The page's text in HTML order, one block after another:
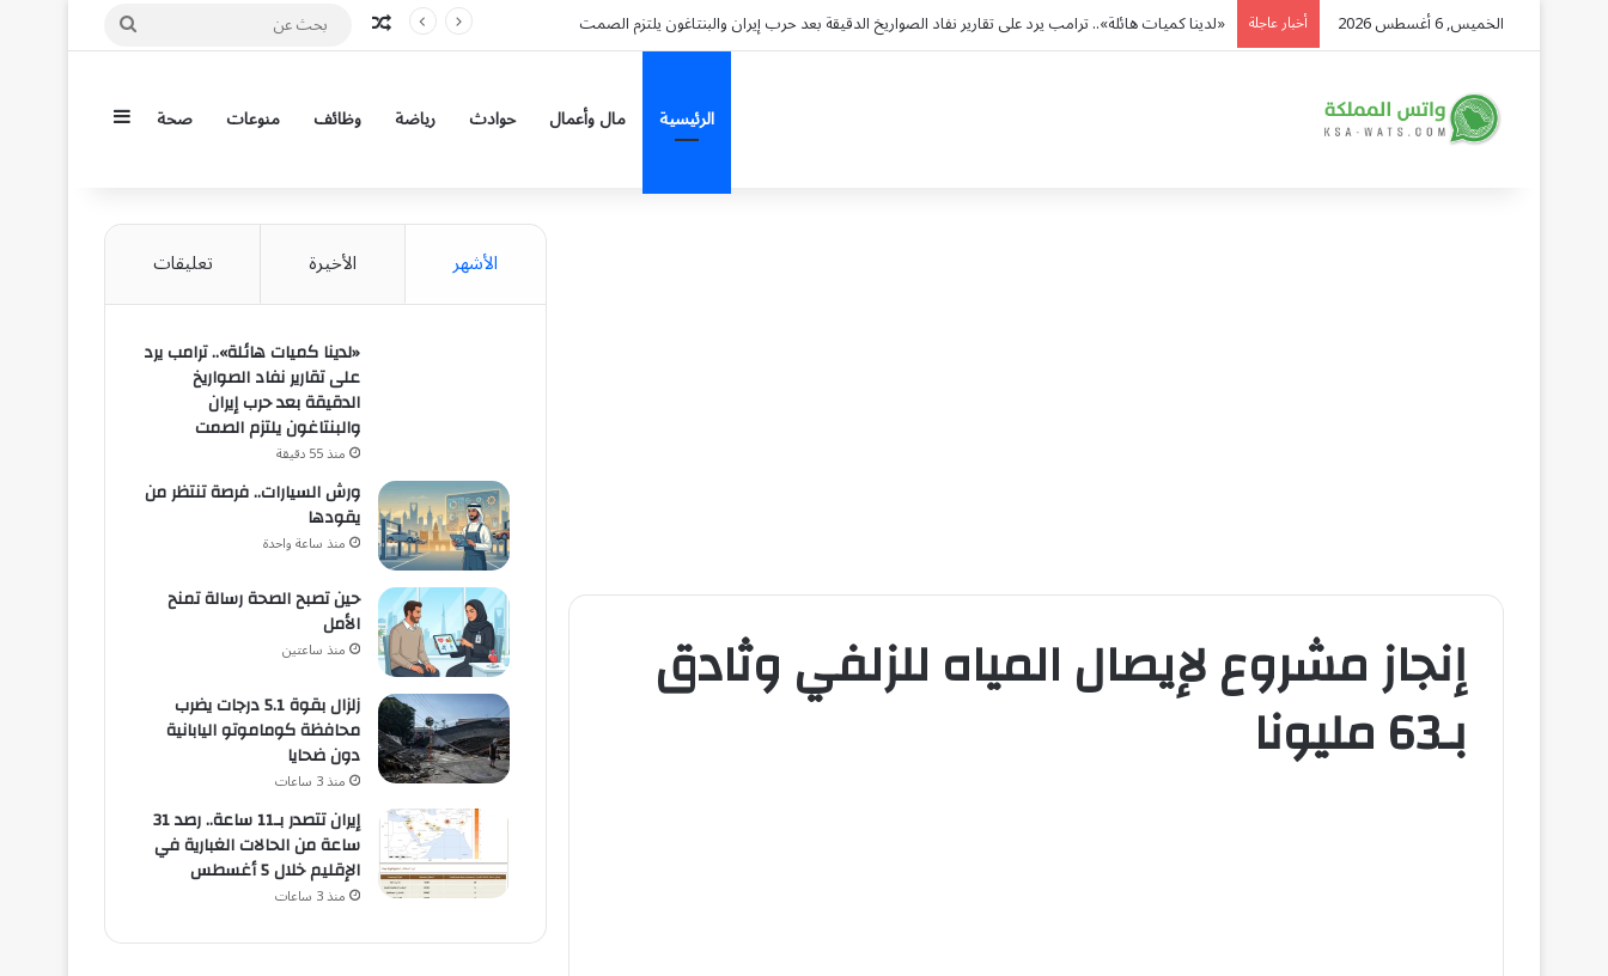
الخميس, 6 أغسطس 2026 أخبار عاجلة «لدينا كميات هائلة».. ترامب يرد على تقارير نفاد الصواريخ الدقيقة بعد حرب إيران والبنتاغون يلتزم الصمت مقال عشوائي
بحث
الرئيسية مال وأعمال حوادث رياضة وظائف منوعات صحة إضافة عمود
إنجاز مشروع لإيصال المياه للزلفي وثادق
بـ63 مليونا
الأشهر الأخيرة تعليقات
«لدينا كميات هائلة».. ترامب يرد
على تقارير نفاد الصواريخ
الدقيقة بعد حرب إيران
والبنتاغون يلتزم الصمت
منذ 55 دقيقة
ورش السيارات.. فرصة تنتظر من
يقودها
منذ ساعة واحدة
حين تصبح الصحة رسالة تمنح
الأمل
منذ ساعتين
زلزال بقوة 5.1 درجات يضرب
محافظة كوماموتو اليابانية
دون ضحايا
منذ 3 ساعات
إيران تتصدر بـ11 ساعة.. رصد 31
ساعة من الحالات الغبارية في
الإقليم خلال 5 أغسطس
منذ 3 ساعات